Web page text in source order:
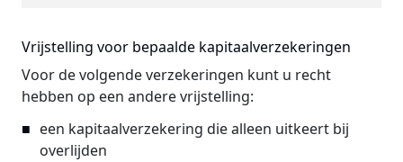
Vrijstelling voor bepaalde kapitaalverzekeringen
Voor de volgende verzekeringen kunt u recht
hebben op een andere vrijstelling:
een kapitaalverzekering die alleen uitkeert bij
overlijden